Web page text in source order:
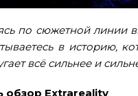
по сюжетной линии
в историю,
всё сильнее и
обзор Extrareality